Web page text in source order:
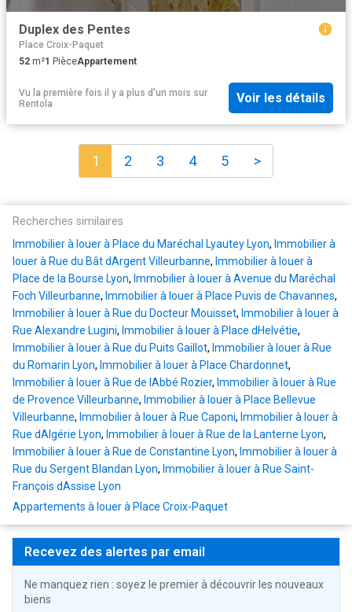
Duplex des Pentes
Place Croix-Paquet
52 m²1 PièceAppartement
Vu la première fois il y a plus d'un mois sur
Rentola
Voir les détails
1 2 3 4 5 >
Recherches similaires
Immobilier à louer à Place du Maréchal Lyautey Lyon, Immobilier à
louer à Rue du Bât dArgent Villeurbanne, Immobilier à louer à
Place de la Bourse Lyon, Immobilier à louer à Avenue du Maréchal
Foch Villeurbanne, Immobilier à louer à Place Puvis de Chavannes,
Immobilier à louer à Rue du Docteur Mouisset, Immobilier à louer à
Rue Alexandre Lugini, Immobilier à louer à Place dHelvétie,
Immobilier à louer à Rue du Puits Gaillot, Immobilier à louer à Rue
du Romarin Lyon, Immobilier à louer à Place Chardonnet,
Immobilier à louer à Rue de lAbbé Rozier, Immobilier à louer à Rue
de Provence Villeurbanne, Immobilier à louer à Place Bellevue
Villeurbanne, Immobilier à louer à Rue Caponi, Immobilier à louer à
Rue dAlgérie Lyon, Immobilier à louer à Rue de la Lanterne Lyon,
Immobilier à louer à Rue de Constantine Lyon, Immobilier à louer à
Rue du Sergent Blandan Lyon, Immobilier à louer à Rue Saint-
François dAssise Lyon
Appartements à louer à Place Croix-Paquet
Recevez des alertes par email
Ne manquez rien : soyez le premier à découvrir les nouveaux
biens